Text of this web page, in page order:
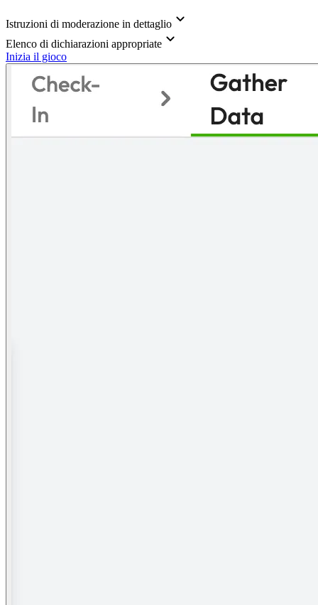
Istruzioni di moderazione in dettaglio
Elenco di dichiarazioni appropriate
Inizia il gioco